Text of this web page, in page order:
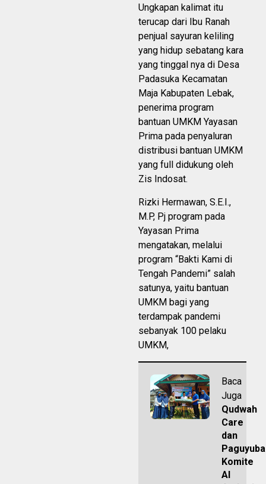
Ungkapan kalimat itu
terucap dari Ibu Ranah
penjual sayuran keliling
yang hidup sebatang kara
yang tinggal nya di Desa
Padasuka Kecamatan
Maja Kabupaten Lebak,
penerima program
bantuan UMKM Yayasan
Prima pada penyaluran
distribusi bantuan UMKM
yang full didukung oleh
Zis Indosat.
Rizki Hermawan, S.E.I.,
M.P, Pj program pada
Yayasan Prima
mengatakan, melalui
program “Bakti Kami di
Tengah Pandemi” salah
satunya, yaitu bantuan
UMKM bagi yang
terdampak pandemi
sebanyak 100 pelaku
UMKM,
Baca
Juga
Qudwah
Care
dan
Komite
Al